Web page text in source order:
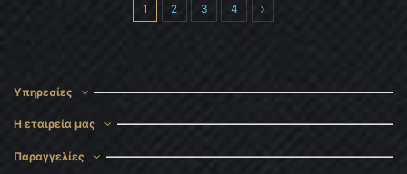
1 2 3 4
Υπηρεσίες
Η εταιρεία μας
Παραγγελίες